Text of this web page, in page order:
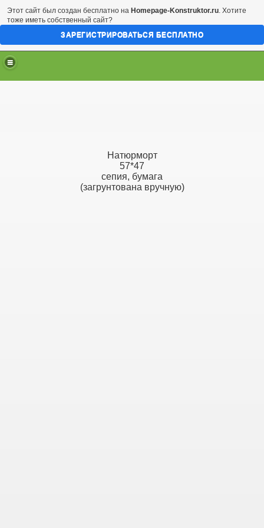
Натюрморт
57*47
сепия, бумага
(загрунтована вручную)
Этот сайт был создан бесплатно на Homepage-Konstruktor.ru. Хотите
тоже иметь собственный сайт?
ЗАРЕГИСТРИРОВАТЬСЯ БЕСПЛАТНО